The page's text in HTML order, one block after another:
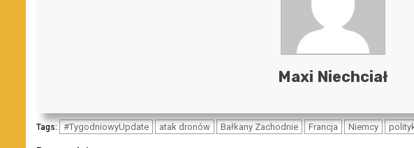
Maxi Niechciał
Tags: #TygodniowyUpdate atak dronów Bałkany Zachodnie Francja Niemcy